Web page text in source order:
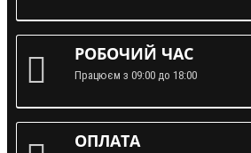
РОБОЧИЙ ЧАС
Працюєм з 09:00 до 18:00
ОПЛАТА